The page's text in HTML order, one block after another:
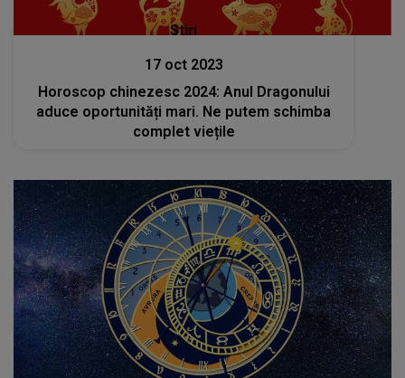
Stiri
17 oct 2023
Horoscop chinezesc 2024: Anul Dragonului
aduce oportunități mari. Ne putem schimba
complet viețile